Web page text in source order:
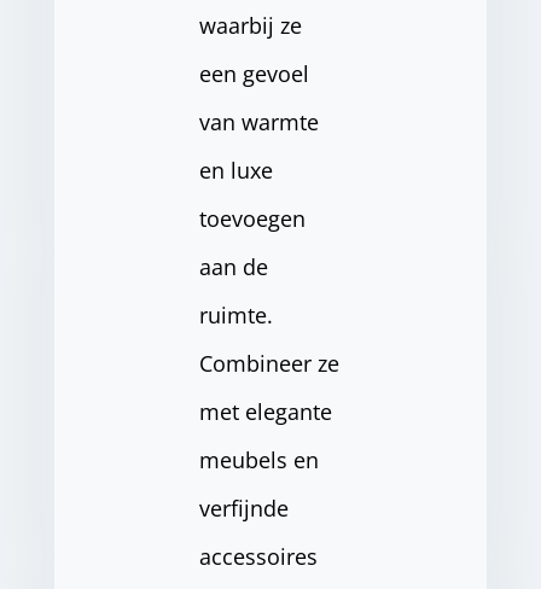
waarbij ze
een gevoel
van warmte
en luxe
toevoegen
aan de
ruimte.
Combineer ze
met elegante
meubels en
verfijnde
accessoires